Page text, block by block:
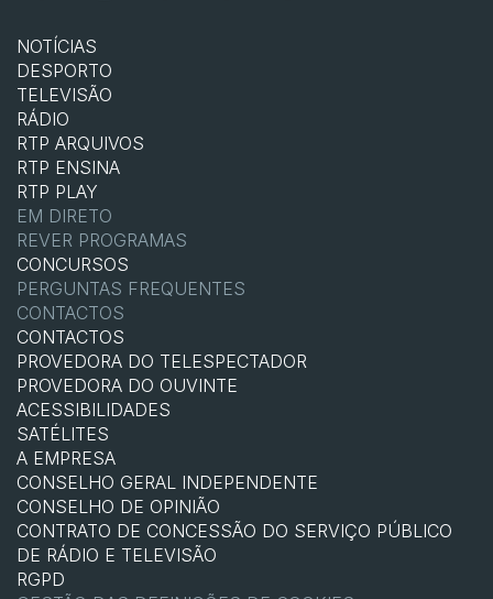
NOTÍCIAS
DESPORTO
TELEVISÃO
RÁDIO
RTP ARQUIVOS
RTP ENSINA
RTP PLAY
EM DIRETO
REVER PROGRAMAS
CONCURSOS
PERGUNTAS FREQUENTES
CONTACTOS
CONTACTOS
PROVEDORA DO TELESPECTADOR
PROVEDORA DO OUVINTE
ACESSIBILIDADES
SATÉLITES
A EMPRESA
CONSELHO GERAL INDEPENDENTE
CONSELHO DE OPINIÃO
CONTRATO DE CONCESSÃO DO SERVIÇO PÚBLICO
DE RÁDIO E TELEVISÃO
RGPD